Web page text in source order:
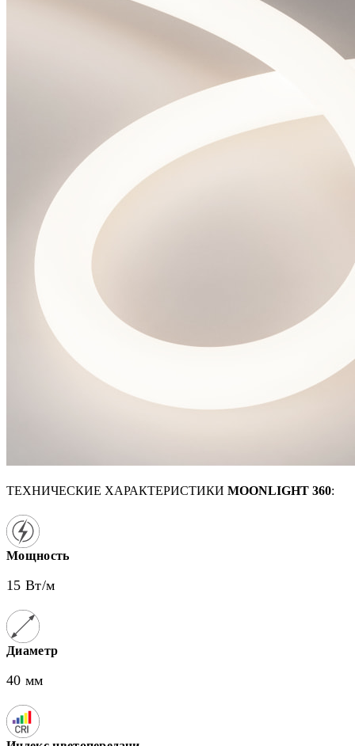
ТЕХНИЧЕСКИЕ ХАРАКТЕРИСТИКИ MOONLIGHT 360:
Мощность
15 Вт/м
Диаметр
40 мм